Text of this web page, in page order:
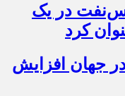
در یک
کرد
جهان افزایش